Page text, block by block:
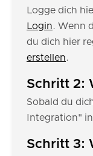
Logge dich
Login. Wenn
du dich hier
erstellen.
Schritt 2:
Sobald du
Integration"
Schritt 3: